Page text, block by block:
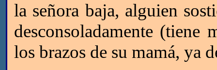
la señora baja, alguien
desconsoladamente (tiene
los brazos de su mamá, ya